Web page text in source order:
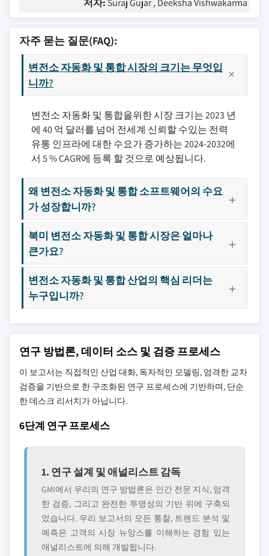
저자: Suraj Gujar , Deeksha Vishwakarma
자주 묻는 질문(FAQ):
변전소 자동화 및 통합 시장의 크기는 무엇입
니까?
변전소 자동화 및 통합을위한 시장 크기는 2023 년
에 40 억 달러를 넘어 전세계 신뢰할 수있는 전력
유통 인프라에 대한 수요가 증가하는 2024-2032에
서 5 % CAGR에 등록 할 것으로 예상됩니다.
왜 변전소 자동화 및 통합 소프트웨어의 수요
가 성장합니까?
북미 변전소 자동화 및 통합 시장은 얼마나
큰가요?
변전소 자동화 및 통합 산업의 핵심 리더는
누구입니까?
연구 방법론, 데이터 소스 및 검증 프로세스
이 보고서는 직접적인 산업 대화, 독자적인 모델링, 엄격한 교차
검증을 기반으로 한 구조화된 연구 프로세스에 기반하며, 단순
한 데스크 리서치가 아닙니다.
6단계 연구 프로세스
1. 연구 설계 및 애널리스트 감독
GMI에서 우리의 연구 방법론은 인간 전문 지식, 엄격
한 검증, 그리고 완전한 투명성의 기반 위에 구축되
었습니다. 우리 보고서의 모든 통찰, 트렌드 분석 및
예측은 고객의 시장 뉴앙스를 이해하는 경험 있는
애널리스트에 의해 개발됩니다.